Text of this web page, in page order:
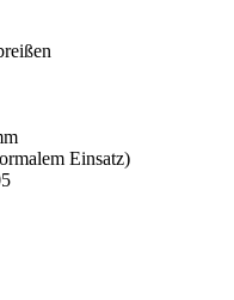
Einsatz)